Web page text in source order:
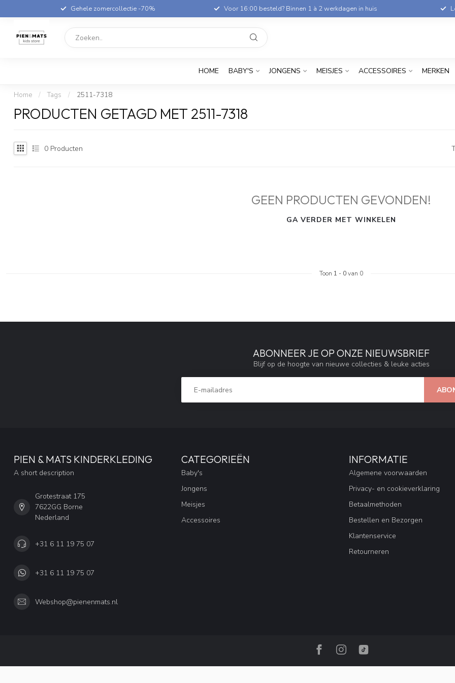
Gehele zomercollectie -70% Voor 16:00 besteld? Binnen 1 à 2 werkdagen in huis
HOME BABY'S JONGENS MEISJES ACCESSOIRES MERKEN
Home / Tags / 2511-7318
PRODUCTEN GETAGD MET 2511-7318
0 Producten
GEEN PRODUCTEN GEVONDEN!
GA VERDER MET WINKELEN
Toon 1 - 0van 0
ABONNEER JE OP ONZE NIEUWSBRIEF
Blijf op de hoogte van nieuwe collecties & leuke acties
PIEN & MATS KINDERKLEDING
A short description
Grotestraat 175
7622GG Borne
Nederland
+31 6 11 19 75 07
+31 6 11 19 75 07
Webshop@pienenmats.nl
CATEGORIEËN
Baby's
Jongens
Meisjes
Accessoires
INFORMATIE
Algemene voorwaarden
Privacy- en cookieverklaring
Betaalmethoden
Bestellen en Bezorgen
Klantenservice
Retourneren